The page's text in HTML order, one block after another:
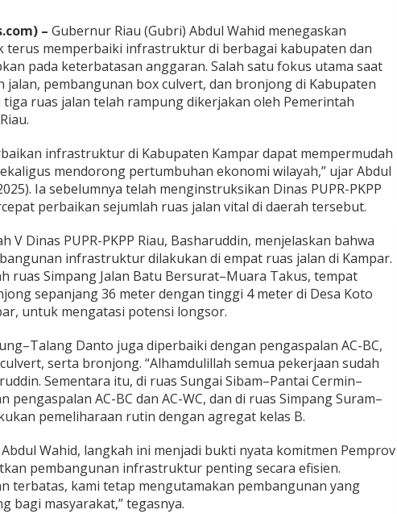
– Gubernur Riau (Gubri) Abdul Wahid menegaskan
terus memperbaiki infrastruktur di berbagai kabupaten dan
pada keterbatasan anggaran. Salah satu fokus utama saat
jalan, pembangunan box culvert, dan bronjong di Kabupaten
tiga ruas jalan telah rampung dikerjakan oleh Pemerintah
infrastruktur di Kabupaten Kampar dapat mempermudah
mendorong pertumbuhan ekonomi wilayah,” ujar Abdul
Ia sebelumnya telah menginstruksikan Dinas PUPR-PKPP
perbaikan sejumlah ruas jalan vital di daerah tersebut.
V Dinas PUPR-PKPP Riau, Basharuddin, menjelaskan bahwa
infrastruktur dilakukan di empat ruas jalan di Kampar.
ruas Simpang Jalan Batu Bersurat–Muara Takus, tempat
sepanjang 36 meter dengan tinggi 4 meter di Desa Koto
untuk mengatasi potensi longsor.
Danto juga diperbaiki dengan pengaspalan AC-BC,
serta bronjong. “Alhamdulillah semua pekerjaan sudah
Sementara itu, di ruas Sungai Sibam–Pantai Cermin–
pengaspalan AC-BC dan AC-WC, dan di ruas Simpang Suram–
pemeliharaan rutin dengan agregat kelas B.
Wahid, langkah ini menjadi bukti nyata komitmen Pemprov
pembangunan infrastruktur penting secara efisien.
terbatas, kami tetap mengutamakan pembangunan yang
bagi masyarakat,” tegasnya.